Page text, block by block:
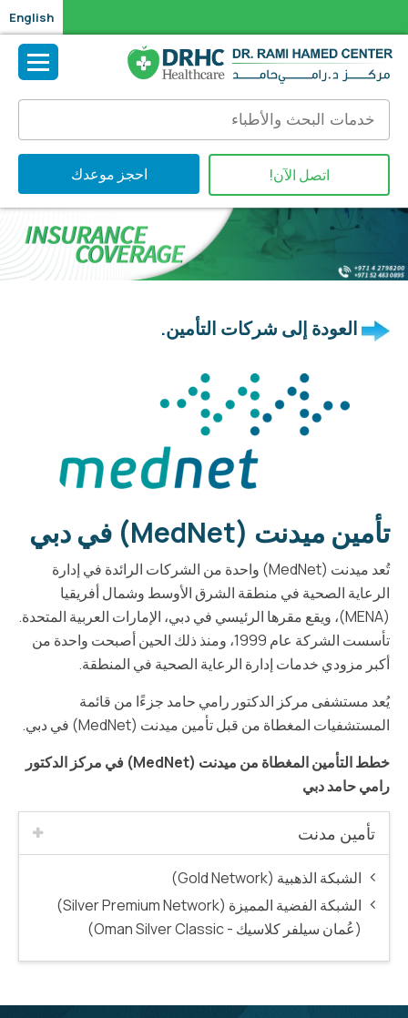
English
احجز موعدك اتصل الآن!
العودة إلى شركات التأمين.
تأمين ميدنت (MedNet) في دبي
تُعد ميدنت (MedNet) واحدة من الشركات الرائدة في إدارة
الرعاية الصحية في منطقة الشرق الأوسط وشمال أفريقيا
(MENA)، ويقع مقرها الرئيسي في دبي، الإمارات العربية المتحدة.
تأسست الشركة عام 1999، ومنذ ذلك الحين أصبحت واحدة من
أكبر مزودي خدمات إدارة الرعاية الصحية في المنطقة.
يُعد مستشفى مركز الدكتور رامي حامد جزءًا من قائمة
المستشفيات المغطاة من قبل تأمين ميدنت (MedNet) في دبي.
خطط التأمين المغطاة من ميدنت (MedNet) في مركز الدكتور
رامي حامد دبي
تأمين مدنت
الشبكة الذهبية (Gold Network)
الشبكة الفضية المميزة (Silver Premium Network)
(عُمان سيلفر كلاسيك - Oman Silver Classic)